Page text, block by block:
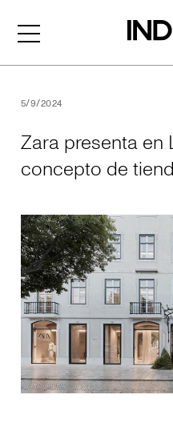
5/9/2024
Zara presenta en
concepto de